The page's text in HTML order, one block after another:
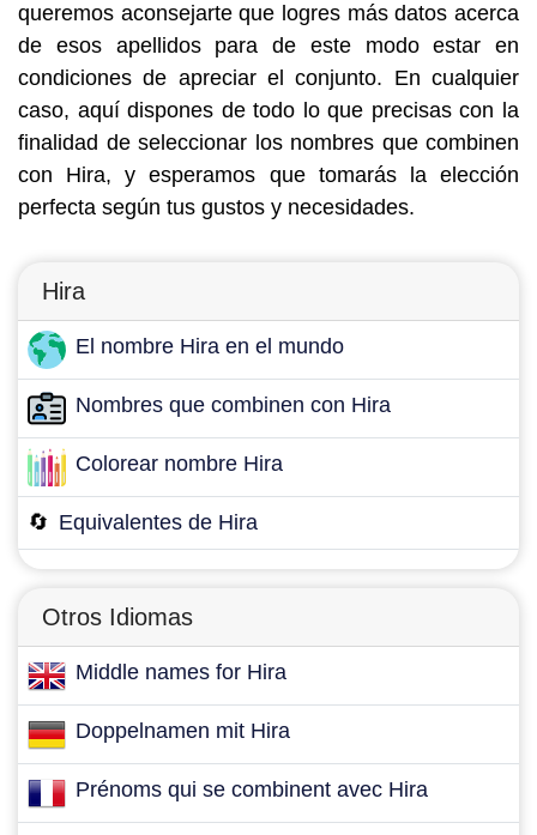
queremos aconsejarte que logres más datos acerca
de esos apellidos para de este modo estar en
condiciones de apreciar el conjunto. En cualquier
caso, aquí dispones de todo lo que precisas con la
finalidad de seleccionar los nombres que combinen
con Hira, y esperamos que tomarás la elección
perfecta según tus gustos y necesidades.
Hira
El nombre Hira en el mundo
Nombres que combinen con Hira
Colorear nombre Hira
🔄 Equivalentes de Hira
Otros Idiomas
Middle names for Hira
Doppelnamen mit Hira
Prénoms qui se combinent avec Hira